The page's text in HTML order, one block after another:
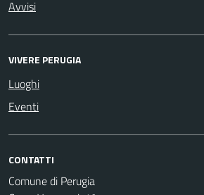
Avvisi
VIVERE PERUGIA
Luoghi
Eventi
CONTATTI
Comune di Perugia